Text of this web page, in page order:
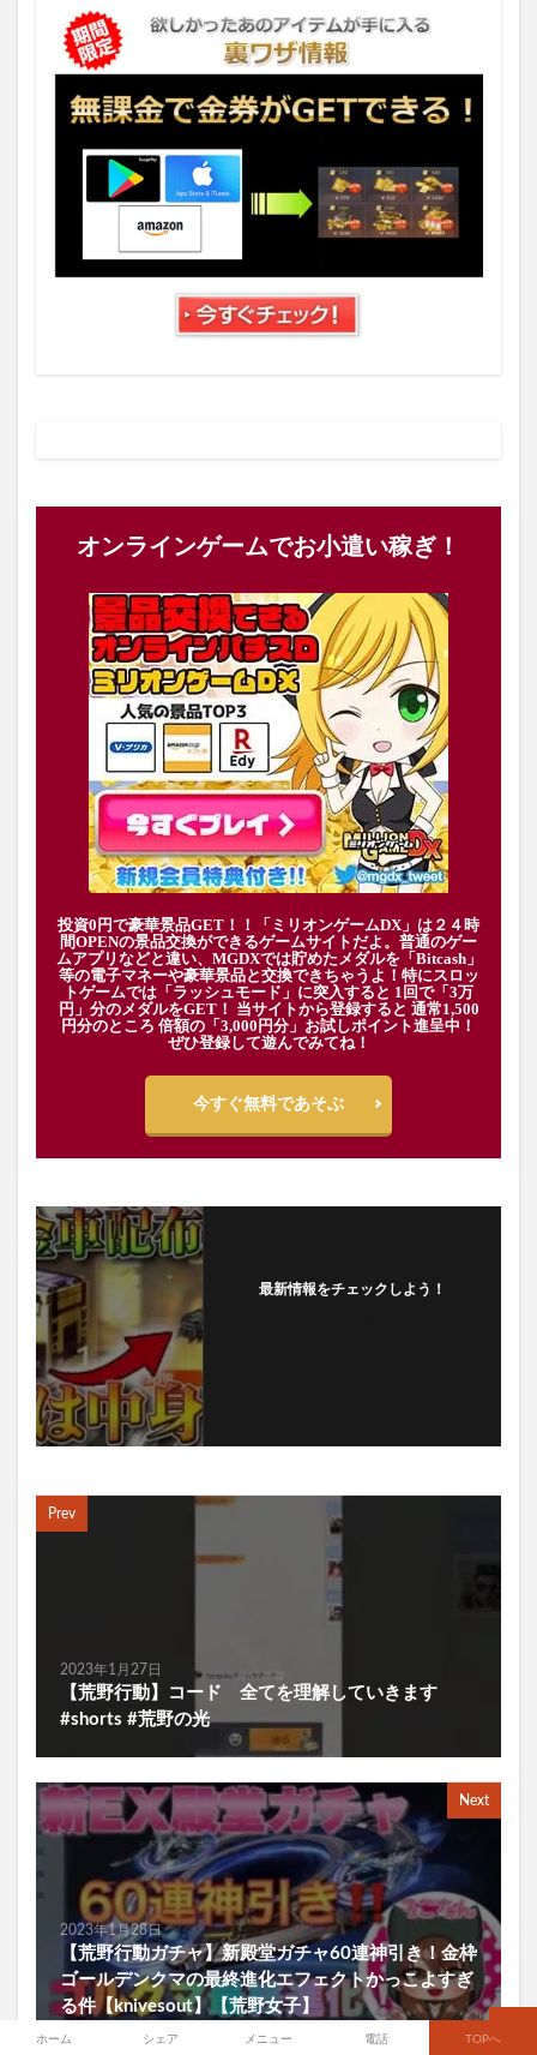
オンラインゲームでお小遣い稼ぎ！
投資0円で豪華景品GET！！「ミリオンゲームDX」は２４時
間OPENの景品交換ができるゲームサイトだよ。普通のゲー
ムアプリなどと違い、MGDXでは貯めたメダルを「Bitcash」
等の電子マネーや豪華景品と交換できちゃうよ！特にスロッ
トゲームでは「ラッシュモード」に突入すると 1回で「3万
円」分のメダルをGET！ 当サイトから登録すると 通常1,500
円分のところ 倍額の「3,000円分」お試しポイント進呈中！
ぜひ登録して遊んでみてね！
今すぐ無料であそぶ
最新情報をチェックしよう！
Prev
2023年1月27日
【荒野行動】コード 全てを理解していきます
#shorts #荒野の光
Next
2023年1月28日
【荒野行動ガチャ】新殿堂ガチャ60連神引き！金枠
ゴールデンクマの最終進化エフェクトかっこよすぎ
る件【knivesout】【荒野女子】
ホーム シェア メニュー 電話 TOPへ